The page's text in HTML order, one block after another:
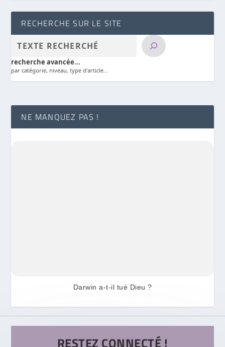
RECHERCHE SUR LE SITE
recherche avancée...
par catégorie, niveau, type d'article...
NE MANQUEZ PAS !
Darwin a-t-il tué Dieu ?
RESTEZ CONNECTÉ !